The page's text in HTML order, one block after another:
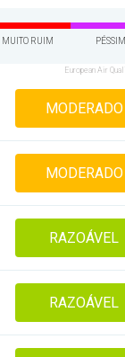
MUITO RUIM
European Air
MODERADO
MODERADO
RAZOÁVEL
RAZOÁVEL